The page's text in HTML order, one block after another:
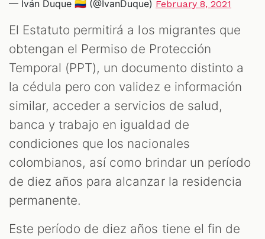
— Iván Duque 🇨🇴 (@IvanDuque) February 8, 2021
El Estatuto permitirá a los migrantes que
obtengan el Permiso de Protección
Temporal (PPT), un documento distinto a
la cédula pero con validez e información
similar, acceder a servicios de salud,
banca y trabajo en igualdad de
condiciones que los nacionales
colombianos, así como brindar un período
de diez años para alcanzar la residencia
permanente.
Este período de diez años tiene el fin de